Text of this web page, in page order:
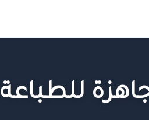
للطباعة